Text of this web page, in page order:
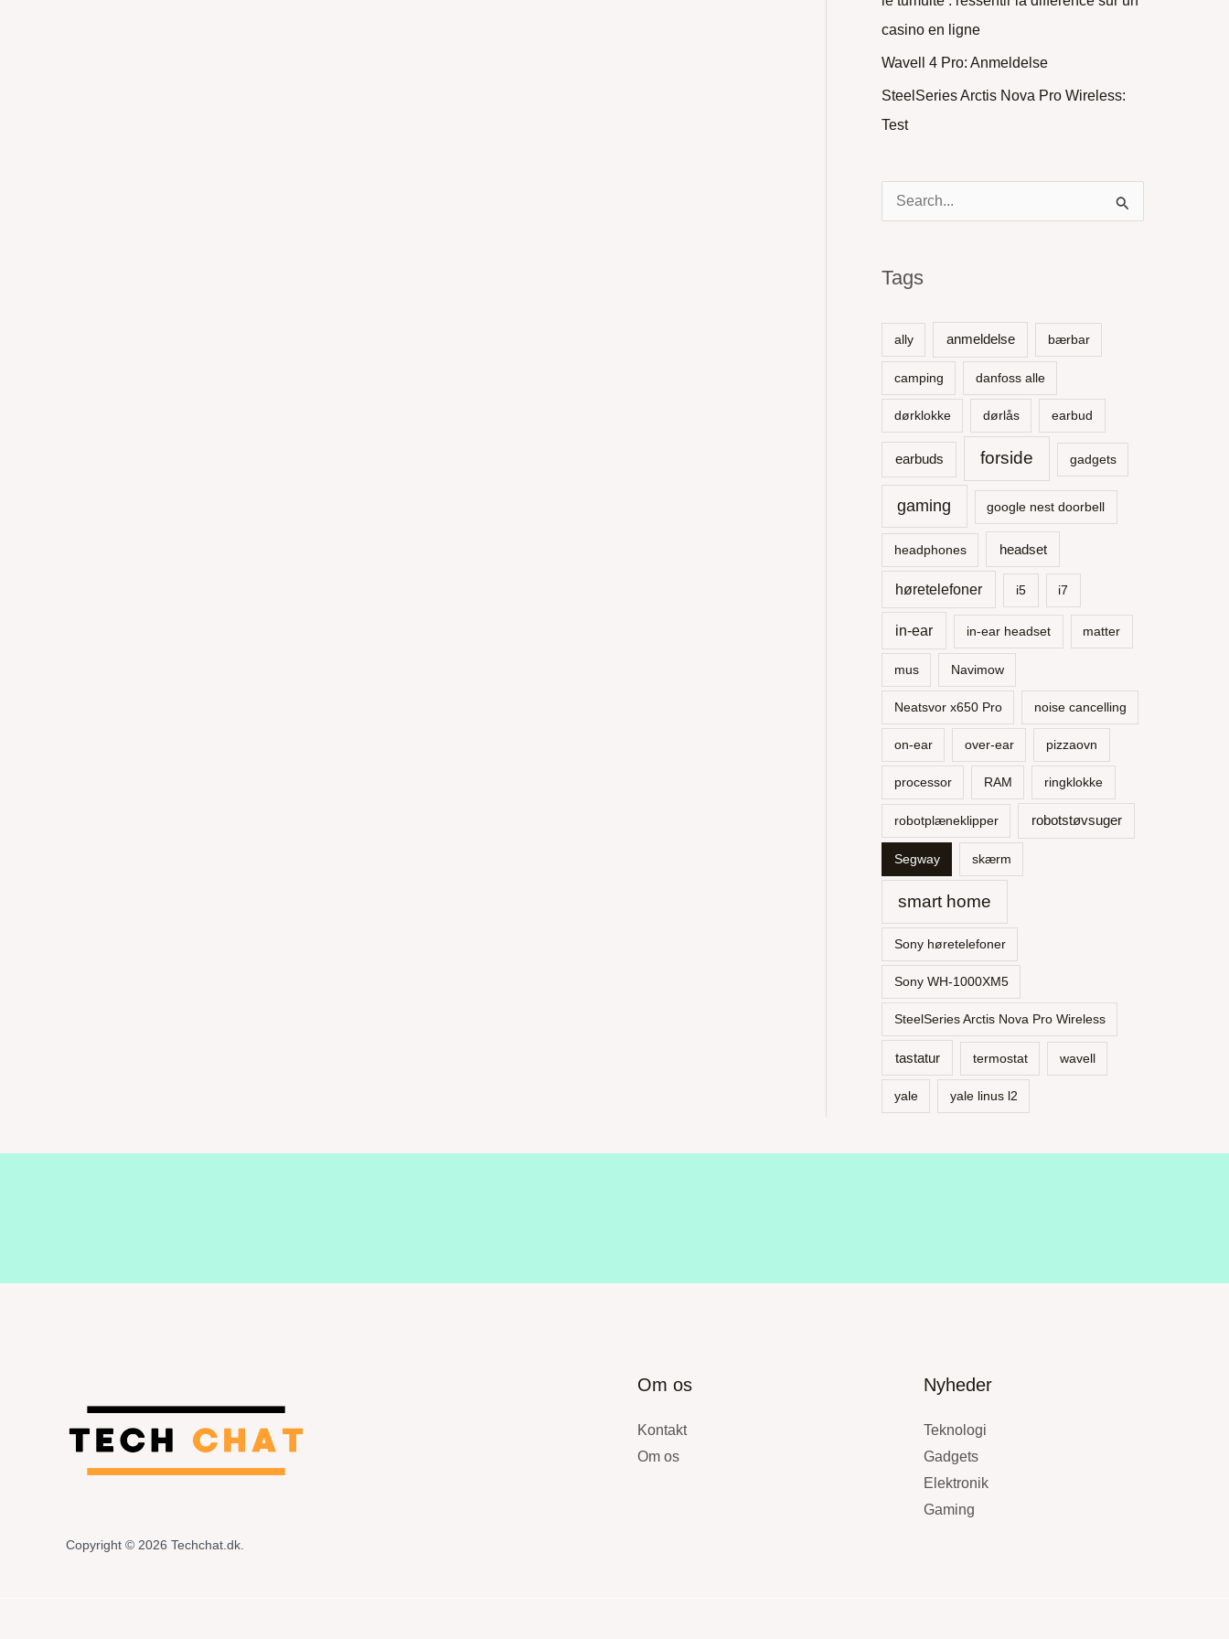
casino en ligne
Wavell 4 Pro: Anmeldelse
SteelSeries Arctis Nova Pro Wireless:
Test
f
t
:
Tags
ally anmeldelse bærbar
camping danfoss alle
dørklokke dørlås earbud
earbuds forside gadgets
gaming google nest doorbell
headphones headset
høretelefoner i5 i7
in-ear in-ear headset matter
mus Navimow
Neatsvor x650 Pro noise cancelling
on-ear over-ear pizzaovn
processor RAM ringklokke
robotplæneklipper robotstøvsuger
Segway skærm
smart home
Sony høretelefoner
Sony WH-1000XM5
SteelSeries Arctis Nova Pro Wireless
tastatur termostat wavell
yale yale linus l2
Copyright © 2026 Techchat.dk.
Om os
Kontakt
Om os
Nyheder
Teknologi
Gadgets
Elektronik
Gaming